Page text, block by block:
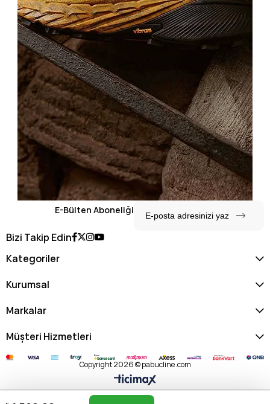
E-Bülten Aboneliği
Bizi Takip Edin
Kategoriler
Kurumsal
Markalar
Müşteri Hizmetleri
Copyright 2026 © pabucline.com